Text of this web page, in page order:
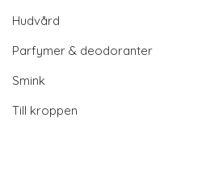
Hudvård
Parfymer & deodoranter
Smink
Till kroppen